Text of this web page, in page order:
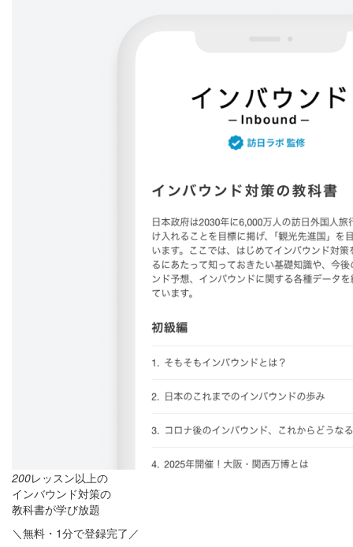
200レッスン以上の
インバウンド対策の
教科書が学び放題
＼無料・1分で登録完了／